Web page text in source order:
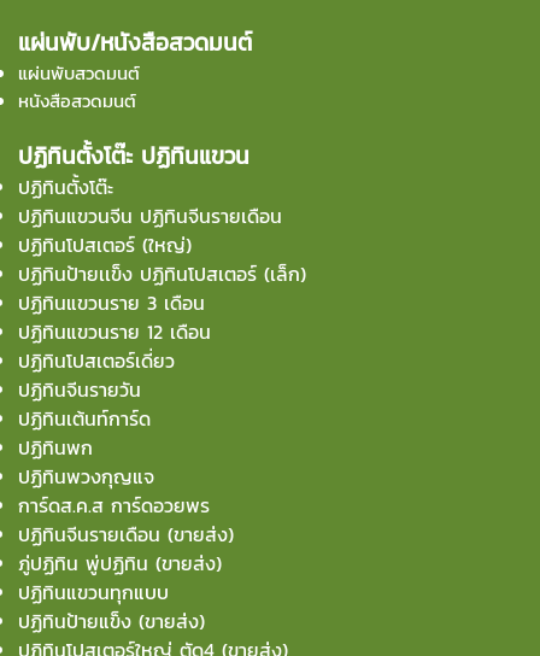
แผ่นพับ/หนังสือสวดมนต์
แผ่นพับสวดมนต์
หนังสือสวดมนต์
ปฏิทินตั้งโต๊ะ ปฏิทินแขวน
ปฏิทินตั้งโต๊ะ
ปฏิทินแขวนจีน ปฏิทินจีนรายเดือน
ปฏิทินโปสเตอร์ (ใหญ่)
ปฏิทินป้ายเเข็ง ปฏิทินโปสเตอร์ (เล็ก)
ปฏิทินแขวนราย 3 เดือน
ปฏิทินแขวนราย 12 เดือน
ปฏิทินโปสเตอร์เดี่ยว
ปฏิทินจีนรายวัน
ปฏิทินเต้นท์การ์ด
ปฏิทินพก
ปฏิทินพวงกุญแจ
การ์ดส.ค.ส การ์ดอวยพร
ปฏิทินจีนรายเดือน (ขายส่ง)
ภู่ปฏิทิน พู่ปฏิทิน (ขายส่ง)
ปฏิทินแขวนทุกแบบ
ปฏิทินป้ายแข็ง (ขายส่ง)
ปฏิทินโปสเตอร์ใหญ่ ตัด4 (ขายส่ง)